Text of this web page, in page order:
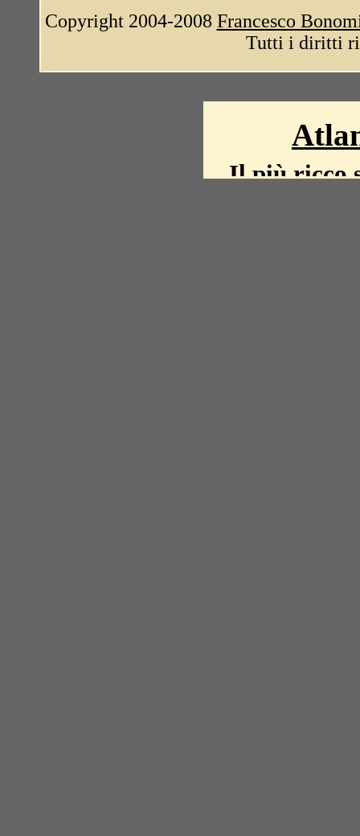
Copyright 2004-2008 Francesco
Tutti i diritti
Il più ricco